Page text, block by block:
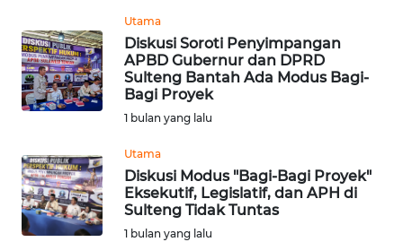
Utama
Diskusi Soroti Penyimpangan
APBD Gubernur dan DPRD
Sulteng Bantah Ada Modus Bagi-
Bagi Proyek
1 bulan yang lalu
Utama
Diskusi Modus "Bagi-Bagi Proyek"
Eksekutif, Legislatif, dan APH di
Sulteng Tidak Tuntas
1 bulan yang lalu
KONTAK
KAMI
IKLAN
TENTANG
KAMI